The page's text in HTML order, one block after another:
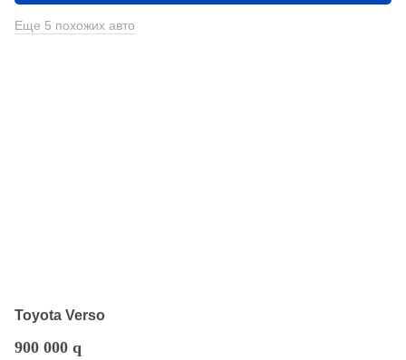
Еще 5 похожих авто
Toyota Verso
900 000 q